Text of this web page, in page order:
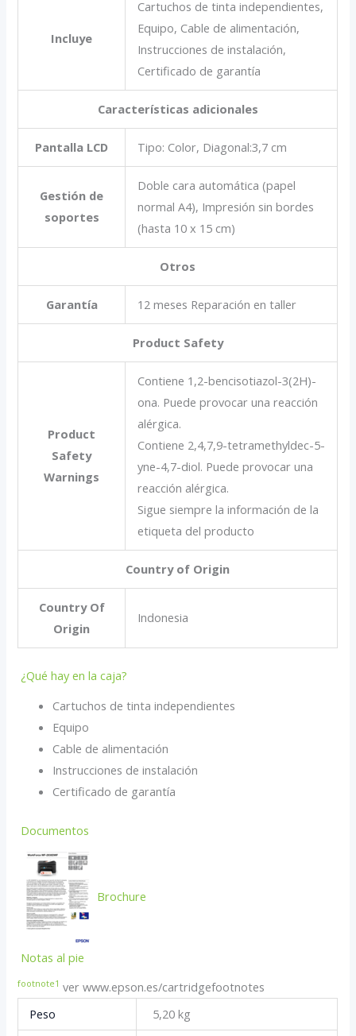
Incluye
Cartuchos de tinta independientes,
Equipo, Cable de alimentación,
Instrucciones de instalación,
Certificado de garantía
Características adicionales
Pantalla LCD Tipo: Color, Diagonal:3,7 cm
Gestión de
soportes
Doble cara automática (papel
normal A4), Impresión sin bordes
(hasta 10 x 15 cm)
Otros
Garantía 12 meses Reparación en taller
Product Safety
Product
Safety
Warnings
Contiene 1,2-bencisotiazol-3(2H)-
ona. Puede provocar una reacción
alérgica.
Contiene 2,4,7,9-tetramethyldec-5-
yne-4,7-diol. Puede provocar una
reacción alérgica.
Sigue siempre la información de la
etiqueta del producto
Country of Origin
Country Of
Origin
Indonesia
¿Qué hay en la caja?
Cartuchos de tinta independientes
Equipo
Cable de alimentación
Instrucciones de instalación
Certificado de garantía
Documentos
Brochure
Notas al pie
footnote1 ver www.epson.es/cartridgefootnotes
Peso
5,20 kg